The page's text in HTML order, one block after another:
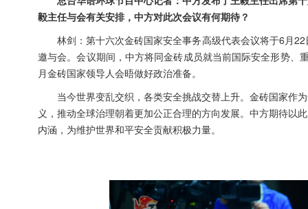
毅主任与会有关安排，中方对此次会议有何期待？
林剑：第十六次金砖国家安全事务高级代表会议将于6月
邀与会。会议期间，中方将同金砖成员就当前国际安全形势
月金砖国家领导人会晤做好政治准备。
当今世界变乱交织，各类安全挑战交替上升。金砖国家作
义，推动全球治理朝着更加公正合理的方向发展。中方期待以
内涵，为维护世界和平安全贡献积极力量。